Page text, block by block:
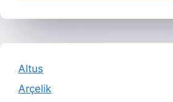
Altus
Arçelik